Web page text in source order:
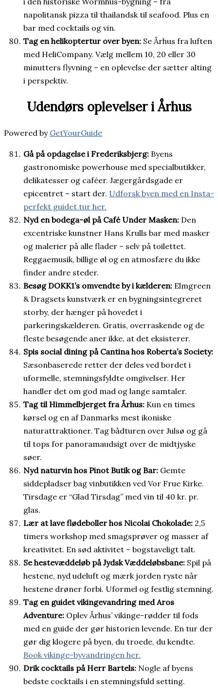
napolitansk pizza til thailandsk til seafood. Plus en
bar med cocktails og vin.
Tag en helikoptertur over byen: Se Århus fra luften
med HeliCompany. Vælg mellem 10, 20 eller 30
minutters flyvning – en oplevelse der sætter alting
i perspektiv.
Udendørs oplevelser i Århus
Powered by GetYourGuide
Gå på opdagelse i Frederiksbjerg: Byens
gastronomiske powerhouse med specialbutikker,
delikatesser og caféer. Jægergårdsgade er
epicentret – start der. Udforsk byen med en Insta-
perfekt guidet tur her.
Nyd en bodega-øl på Café Under Masken: Den
excentriske kunstner Hans Krulls bar med masker
og malerier på alle flader – selv på toilettet.
Reggaemusik, billige øl og en atmosfære du ikke
finder andre steder.
Besøg DOKK1’s omvendte by i kælderen: Elmgreen
& Dragsets kunstværk er en bygningsintegreret
storby, der hænger på hovedet i
parkeringskælderen. Gratis, overraskende og de
fleste besøgende aner ikke, at det eksisterer.
Spis social dining på Cantina hos Roberta’s Society:
Sæsonbaserede retter der deles ved bordet i
uformelle, stemningsfyldte omgivelser. Her
handler det om god mad og lange samtaler.
Tag til Himmelbjerget fra Århus: Kun en times
kørsel og en af Danmarks mest ikoniske
naturattraktioner. Tag bådturen over Julsø og gå
til tops for panoramaudsigt over de midtjyske
søer.
Nyd naturvin hos Pinot Butik og Bar: Gemte
siddepladser bag vinbutikken ved Vor Frue Kirke.
Tirsdage er “Glad Tirsdag” med vin til 40 kr. pr.
glas.
Lær at lave flødeboller hos Nicolai Chokolade: 2,5
timers workshop med smagsprøver og masser af
kreativitet. En sød aktivitet – bogstaveligt talt.
Se hestevæddeløb på Jydsk Væddeløbsbane: Spil på
hestene, nyd udeluft og mærk jorden ryste når
hestene drøner forbi. Uformel og festlig stemning.
Tag en guidet vikingevandring med Aros
Adventure: Oplev Århus’ vikinge-rødder til fods
med en guide der gør historien levende. En tur der
gør dig klogere på byen, du troede, du kendte.
Book vikinge-byvandringen her.
Drik cocktails på Herr Bartels: Nogle af byens
bedste cocktails i en stemningsfuld setting.